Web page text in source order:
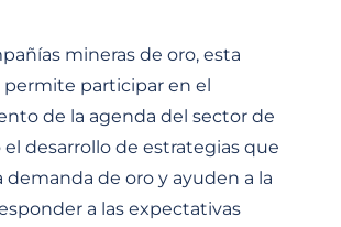
mineras de oro, esta
permite participar en el
de la agenda del sector de
desarrollo de estrategias que
de oro y ayuden a la
a las expectativas